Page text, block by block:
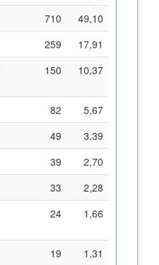
710
49,10
259
17,91
150 10,37
82
5,67
49
3,39
39
2,70
33
2,28
24 1,66
19
1,31